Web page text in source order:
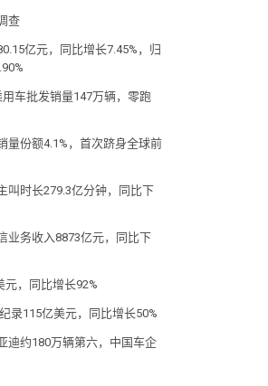
查
亿元，同比增长7.45%，归
车批发销量147万辆，零跑
量份额4.1%，首次跻身全球前
叫时长279.3亿分钟，同比下
业务收入8873亿元，同比下
元，同比增长92%
录115亿美元，同比增长50%
迪约180万辆第六，中国车企